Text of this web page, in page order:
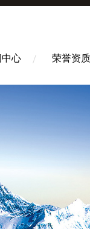
中心 荣誉资质